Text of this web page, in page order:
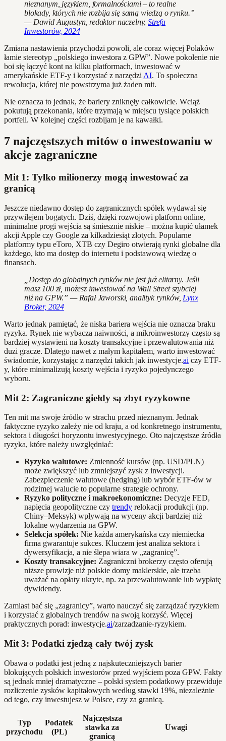
nieznanym, językiem, formalnościami – to realne
blokady, których nie rozbija się samą wiedzą o rynku.”
— Dawid Augustyn, redaktor naczelny,Strefa
Inwestorów, 2024
Zmiana nastawienia przychodzi powoli, ale coraz więcej Polaków
łamie stereotyp „polskiego inwestora z GPW”. Nowe pokolenie nie
boi się łączyć kont na kilku platformach, inwestować w
amerykańskie ETF-y i korzystać z narzędzi AI. To społeczna
rewolucja, której nie powstrzyma już żaden mit.
Nie oznacza to jednak, że bariery zniknęły całkowicie. Wciąż
pokutują przekonania, które trzymają w miejscu tysiące polskich
portfeli. W kolejnej części rozbijam je na kawałki.
7 najczęstszych mitów o inwestowaniu w
akcje zagraniczne
Mit 1: Tylko milionerzy mogą inwestować za
granicą
Jeszcze niedawno dostęp do zagranicznych spółek wydawał się
przywilejem bogatych. Dziś, dzięki rozwojowi platform online,
minimalne progi wejścia są śmiesznie niskie – można kupić ułamek
akcji Apple czy Google za kilkadziesiąt złotych. Popularne
platformy typu eToro, XTB czy Degiro otwierają rynki globalne dla
każdego, kto ma dostęp do internetu i podstawową wiedzę o
finansach.
„Dostęp do globalnych rynków nie jest już elitarny. Jeśli
masz 100 zł, możesz inwestować na Wall Street szybciej
niż na GPW.” — Rafał Jaworski, analityk rynków, Lynx
Broker, 2024
Warto jednak pamiętać, że niska bariera wejścia nie oznacza braku
ryzyka. Rynek nie wybacza naiwności, a mikroinwestorzy często są
bardziej wystawieni na koszty transakcyjne i przewalutowania niż
duzi gracze. Dlatego nawet z małym kapitałem, warto inwestować
świadomie, korzystając z narzędzi takich jak inwestycje.ai czy ETF-
y, które minimalizują koszty wejścia i ryzyko pojedynczego
wyboru.
Mit 2: Zagraniczne giełdy są zbyt ryzykowne
Ten mit ma swoje źródło w strachu przed nieznanym. Jednak
faktyczne ryzyko zależy nie od kraju, a od konkretnego instrumentu,
sektora i długości horyzontu inwestycyjnego. Oto najczęstsze źródła
ryzyka, które należy uwzględniać:
Ryzyko walutowe: Zmienność kursów (np. USD/PLN)
może zwiększyć lub zmniejszyć zysk z inwestycji.
Zabezpieczenie walutowe (hedging) lub wybór ETF-ów w
rodzimej walucie to popularne strategie ochrony.
Ryzyko polityczne i makroekonomiczne: Decyzje FED,
napięcia geopolityczne czy trendy relokacji produkcji (np.
Chiny–Meksyk) wpływają na wyceny akcji bardziej niż
lokalne wydarzenia na GPW.
Selekcja spółek: Nie każda amerykańska czy niemiecka
firma gwarantuje sukces. Kluczem jest analiza sektora i
dywersyfikacja, a nie ślepa wiara w „zagranicę”.
Koszty transakcyjne: Zagraniczni brokerzy często oferują
niższe prowizje niż polskie domy maklerskie, ale trzeba
uważać na opłaty ukryte, np. za przewalutowanie lub wypłatę
dywidendy.
Zamiast bać się „zagranicy”, warto nauczyć się zarządzać ryzykiem
i korzystać z globalnych trendów na swoją korzyść. Więcej
praktycznych porad: inwestycje.ai/zarzadzanie-ryzykiem.
Mit 3: Podatki zjedzą cały twój zysk
Obawa o podatki jest jedną z najskuteczniejszych barier
blokujących polskich inwestorów przed wyjściem poza GPW. Fakty
są jednak mniej dramatyczne – polski system podatkowy przewiduje
rozliczenie zysków kapitałowych według stawki 19%, niezależnie
od tego, czy inwestujesz w Polsce, czy za granicą.
Typ
przychodu
Podatek
(PL)
Najczęstsza
stawka za
granicą
Uwagi